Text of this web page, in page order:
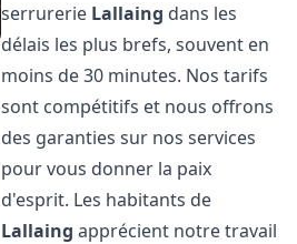
serrurerie Lallaing dans les
délais les plus brefs, souvent en
moins de 30 minutes. Nos tarifs
sont compétitifs et nous offrons
des garanties sur nos services
pour vous donner la paix
d'esprit. Les habitants de
Lallaing apprécient notre travail